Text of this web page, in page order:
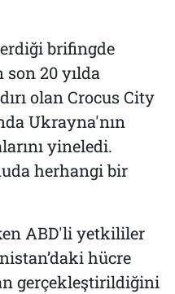
brifingde
20 yılda
olan Crocus City
Ukrayna'nın
yineledi.
herhangi bir
ABD'li yetkililer
hücre
gerçekleştirildiğini